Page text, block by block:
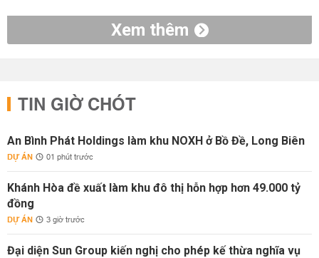
Xem thêm
TIN GIỜ CHÓT
An Bình Phát Holdings làm khu NOXH ở Bồ Đề, Long Biên
DỰ ÁN 01 phút trước
Khánh Hòa đề xuất làm khu đô thị hỗn hợp hơn 49.000 tỷ
đồng
DỰ ÁN 3 giờ trước
Đại diện Sun Group kiến nghị cho phép kế thừa nghĩa vụ